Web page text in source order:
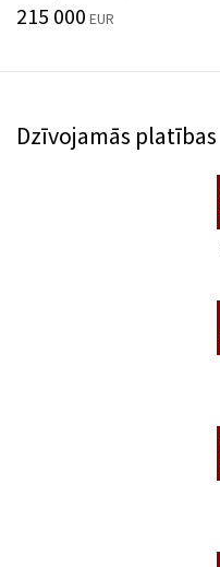
215 000 EUR
Dzīvojamās platības